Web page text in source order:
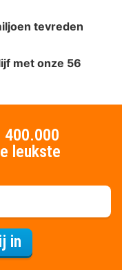
tevreden
met onze 56
400.000
leukste
in